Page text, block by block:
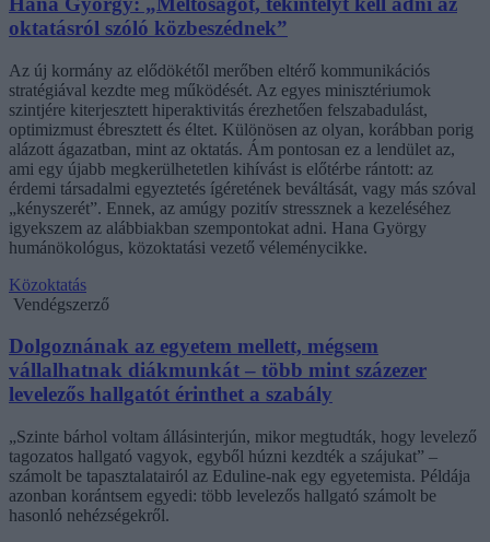
oktatásról szóló közbeszédnek”
Az új kormány az elődökétől merőben eltérő kommunikációs
stratégiával kezdte meg működését. Az egyes minisztériumok
szintjére kiterjesztett hiperaktivitás érezhetően felszabadulást,
optimizmust ébresztett és éltet. Különösen az olyan, korábban porig
alázott ágazatban, mint az oktatás. Ám pontosan ez a lendület az,
ami egy újabb megkerülhetetlen kihívást is előtérbe rántott: az
érdemi társadalmi egyeztetés ígéretének beváltását, vagy más szóval
„kényszerét”. Ennek, az amúgy pozitív stressznek a kezeléséhez
igyekszem az alábbiakban szempontokat adni. Hana György
humánökológus, közoktatási vezető véleménycikke.
Közoktatás
Vendégszerző
Dolgoznának az egyetem mellett, mégsem
vállalhatnak diákmunkát – több mint százezer
levelezős hallgatót érinthet a szabály
„Szinte bárhol voltam állásinterjún, mikor megtudták, hogy levelező
tagozatos hallgató vagyok, egyből húzni kezdték a szájukat” –
számolt be tapasztalatairól az Eduline-nak egy egyetemista. Példája
azonban korántsem egyedi: több levelezős hallgató számolt be
hasonló nehézségekről.